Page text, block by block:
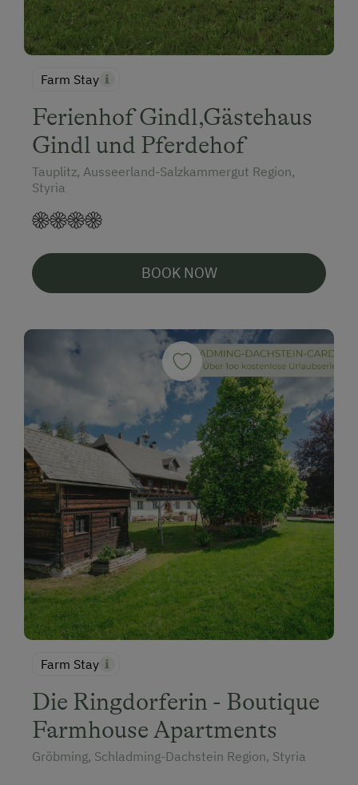
Farm Stay
Ferienhof Gindl,Gästehaus
Gindl und Pferdehof
Tauplitz, Ausseerland-Salzkammergut Region,
Styria
BOOK NOW
Farm Stay
Die Ringdorferin - Boutique
Farmhouse Apartments
Gröbming, Schladming-Dachstein Region, Styria